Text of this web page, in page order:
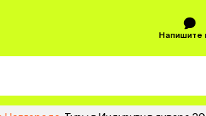
Напишите